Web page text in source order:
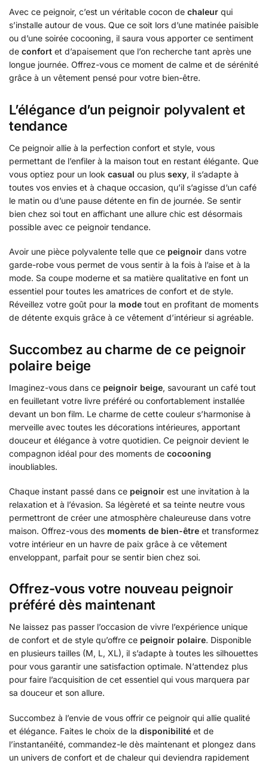
Avec ce peignoir, c’est un véritable cocon de chaleur qui
s’installe autour de vous. Que ce soit lors d’une matinée paisible
ou d’une soirée cocooning, il saura vous apporter ce sentiment
de confort et d’apaisement que l’on recherche tant après une
longue journée. Offrez-vous ce moment de calme et de sérénité
grâce à un vêtement pensé pour votre bien-être.
L’élégance d’un peignoir polyvalent et
tendance
Ce peignoir allie à la perfection confort et style, vous
permettant de l’enfiler à la maison tout en restant élégante. Que
vous optiez pour un look casual ou plus sexy, il s’adapte à
toutes vos envies et à chaque occasion, qu’il s’agisse d’un café
le matin ou d’une pause détente en fin de journée. Se sentir
bien chez soi tout en affichant une allure chic est désormais
possible avec ce peignoir tendance.
Avoir une pièce polyvalente telle que ce peignoir dans votre
garde-robe vous permet de vous sentir à la fois à l’aise et à la
mode. Sa coupe moderne et sa matière qualitative en font un
essentiel pour toutes les amatrices de confort et de style.
Réveillez votre goût pour la mode tout en profitant de moments
de détente exquis grâce à ce vêtement d’intérieur si agréable.
Succombez au charme de ce peignoir
polaire beige
Imaginez-vous dans ce peignoir beige, savourant un café tout
en feuilletant votre livre préféré ou confortablement installée
devant un bon film. Le charme de cette couleur s’harmonise à
merveille avec toutes les décorations intérieures, apportant
douceur et élégance à votre quotidien. Ce peignoir devient le
compagnon idéal pour des moments de cocooning
inoubliables.
Chaque instant passé dans ce peignoir est une invitation à la
relaxation et à l’évasion. Sa légèreté et sa teinte neutre vous
permettront de créer une atmosphère chaleureuse dans votre
maison. Offrez-vous des moments de bien-être et transformez
votre intérieur en un havre de paix grâce à ce vêtement
enveloppant, parfait pour se sentir bien chez soi.
Offrez-vous votre nouveau peignoir
préféré dès maintenant
Ne laissez pas passer l’occasion de vivre l’expérience unique
de confort et de style qu’offre ce peignoir polaire. Disponible
en plusieurs tailles (M, L, XL), il s’adapte à toutes les silhouettes
pour vous garantir une satisfaction optimale. N’attendez plus
pour faire l’acquisition de cet essentiel qui vous marquera par
sa douceur et son allure.
Succombez à l’envie de vous offrir ce peignoir qui allie qualité
et élégance. Faites le choix de la disponibilité et de
l’instantanéité, commandez-le dès maintenant et plongez dans
un univers de confort et de chaleur qui deviendra rapidement